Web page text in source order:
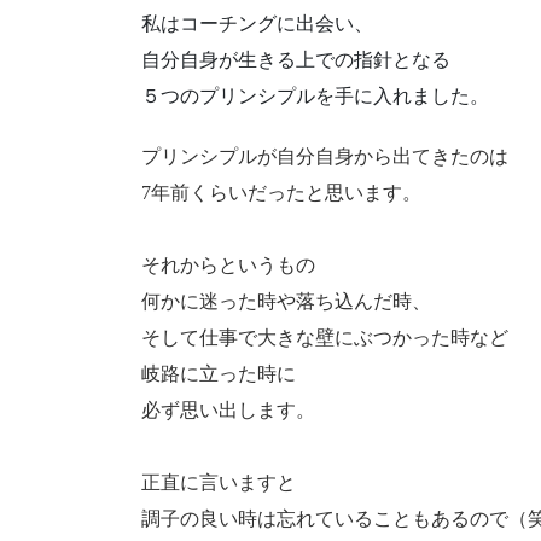
私はコーチングに出会い、
自分自身が生きる上での指針となる
５つのプリンシプルを手に入れました。
プリンシプルが自分自身から出てきたのは
7年前くらいだったと思います。
それからというもの
何かに迷った時や落ち込んだ時、
そして仕事で大きな壁にぶつかった時など
岐路に立った時に
必ず思い出します。
正直に言いますと
調子の良い時は忘れていることもあるので（